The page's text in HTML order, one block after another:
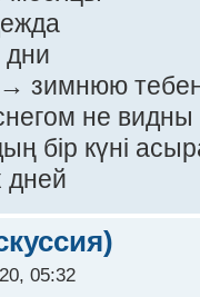
дни
→ зимнюю
не
бір күні
дней
05:32